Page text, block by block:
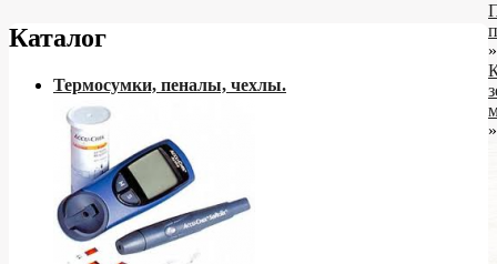
Каталог
Термосумки, пеналы, чехлы.
»
»